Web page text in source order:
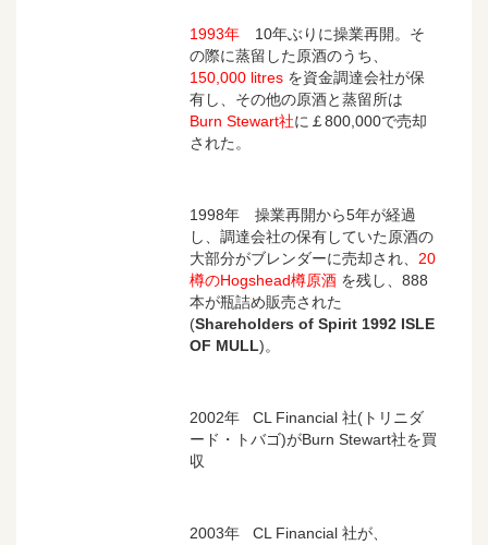
1993年 10年ぶりに操業再開。そ
の際に蒸留した原酒のうち、
150,000 litres を資金調達会社が保
有し、その他の原酒と蒸留所は
Burn Stewart社に￡800,000で売却
された。
1998年 操業再開から5年が経過
し、調達会社の保有していた原酒の
大部分がブレンダーに売却され、20
樽のHogshead樽原酒 を残し、888
本が瓶詰め販売された
(Shareholders of Spirit 1992 ISLE
OF MULL)。
2002年 CL Financial 社(トリニダ
ード・トバゴ)がBurn Stewart社を買
収
2003年
CL Financial 社が、